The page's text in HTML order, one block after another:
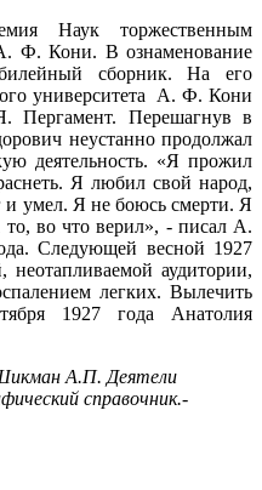
Наук торжественным
Ф. Кони. В ознаменование
сборник. На его
университета А. Ф. Кони
Пергамент. Перешагнув в
неустанно продолжал
деятельность. «Я прожил
Я любил свой народ,
и умел. Я не боюсь смерти. Я
то, во что верил», - писал А.
Следующей весной 1927
аудитории,
легких. Вылечить
1927 года Анатолия
А.П. Деятели
справочник.-